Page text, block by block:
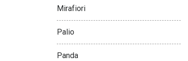
Mirafiori
Palio
Panda